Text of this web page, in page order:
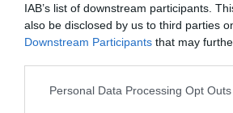
IAB’s list of downstream participants.
also be disclosed by us to third parties
Downstream Participants that may
Please note that this website/app uses
Personal Data Processing Opt Outs
Δεν καταλαβαίνουμε
πλήγηκε πολύ από την
όπως λέει ο ίδιος με